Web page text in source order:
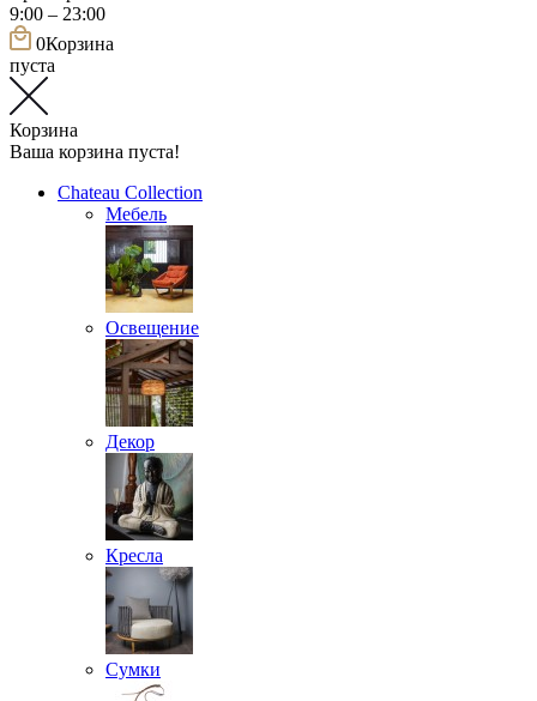
9:00 – 23:00
0Корзина
пуста
Корзина
Ваша корзина пуста!
Chateau Collection
Мебель
Освещение
Декор
Кресла
Сумки